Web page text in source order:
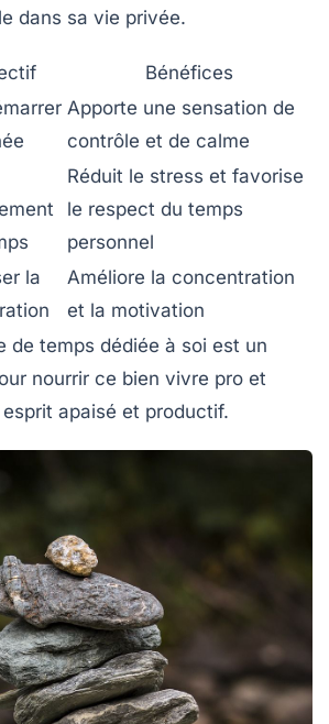
dans sa vie privée.
Bénéfices
Apporte une sensation de
contrôle et de calme
Réduit le stress et favorise
le respect du temps
personnel
la
Améliore la concentration
et la motivation
de temps dédiée à soi est un
nourrir ce bien vivre pro et
apaisé et productif.